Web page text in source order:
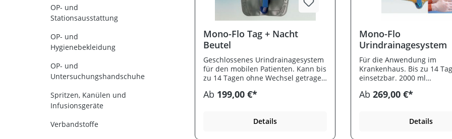
OP- und
Stationsausstattung
OP- und
Hygienebekleidung
OP- und
Untersuchungshandschuhe
Spritzen, Kanülen und
Infusionsgeräte
Verbandstoffe
Mono-Flo Tag + Nacht
Beutel
Geschlossenes Urindrainagesystem
für den mobilen Patienten. Kann bis
zu 14 Tagen ohne Wechsel getragen
ml.
Ab 199,00 €*
Details
Mono-Flo
Urindrainagesystem
Für die Anwendung im
Krankenhaus. Bis zu 14
einsetzbar. 2000 ml
Patentierte belüftete
Ab269,00 €*
Details